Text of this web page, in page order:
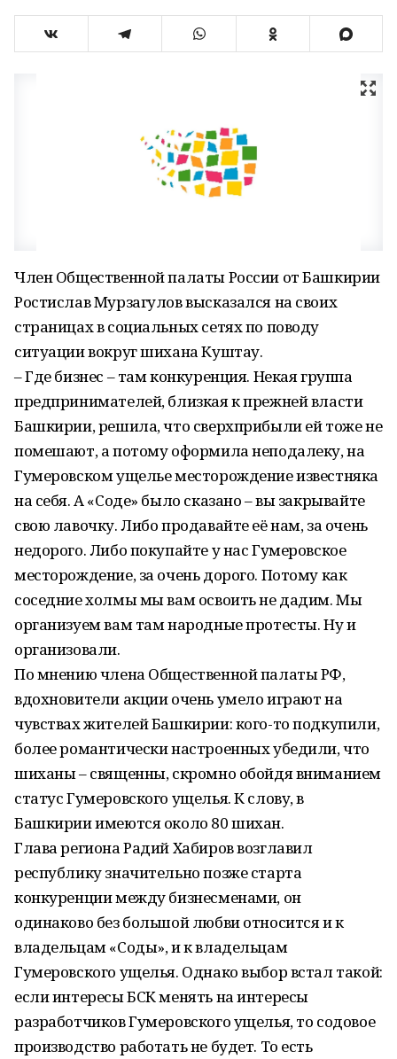
Член Общественной палаты России от Башкирии
Ростислав Мурзагулов высказался на своих
страницах в социальных сетях по поводу
ситуации вокруг шихана Куштау.
– Где бизнес – там конкуренция. Некая группа
предпринимателей, близкая к прежней власти
Башкирии, решила, что сверхприбыли ей тоже не
помешают, а потому оформила неподалеку, на
Гумеровском ущелье месторождение известняка
на себя. А «Соде» было сказано – вы закрывайте
свою лавочку. Либо продавайте её нам, за очень
недорого. Либо покупайте у нас Гумеровское
месторождение, за очень дорого. Потому как
соседние холмы мы вам освоить не дадим. Мы
организуем вам там народные протесты. Ну и
организовали.
По мнению члена Общественной палаты РФ,
вдохновители акции очень умело играют на
чувствах жителей Башкирии: кого-то подкупили,
более романтически настроенных убедили, что
шиханы – священны, скромно обойдя вниманием
статус Гумеровского ущелья. К слову, в
Башкирии имеются около 80 шихан.
Глава региона Радий Хабиров возглавил
республику значительно позже старта
конкуренции между бизнесменами, он
одинаково без большой любви относится и к
владельцам «Соды», и к владельцам
Гумеровского ущелья. Однако выбор встал такой:
если интересы БСК менять на интересы
разработчиков Гумеровского ущелья, то содовое
производство работать не будет. То есть